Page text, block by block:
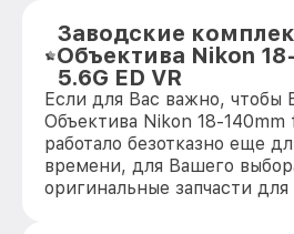
Заводские
Объектива Nikon
5.6G ED VR
Если для Вас важно, чтобы
Объектива Nikon 18-140mm
работало безотказно еще
времени, для Вашего
оригинальные запчасти